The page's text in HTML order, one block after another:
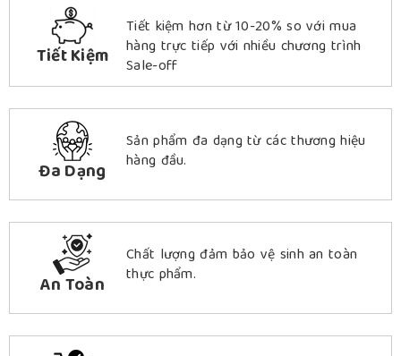
Tiết Kiệm
Tiết kiệm hơn từ 10-20% so với mua
hàng trực tiếp với nhiều chương trình
Sale-off
Đa Dạng
Sản phẩm đa dạng từ các thương hiệu
hàng đầu.
An Toàn
Chất lượng đảm bảo vệ sinh an toàn
thực phẩm.